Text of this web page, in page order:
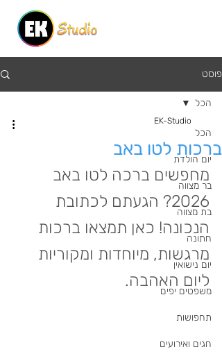
פוסט
הכל
יום הולדת
בר מצווה
בת מצווה
חתונה
יום נישואין
משפטים יפים
תחפושות
חגים ואירועים
הכל
ברכות לטו באב
EK-Studio
מחפשים ברכה לטו באב
2026? הגעתם לכתובת
הנכונה! כאן תמצאו ברכות
מרגשות, מיוחדות ומקוריות
ליום האהבה.